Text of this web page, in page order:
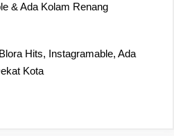
& Ada Kolam Renang
Hits, Instagramable, Ada
Kota